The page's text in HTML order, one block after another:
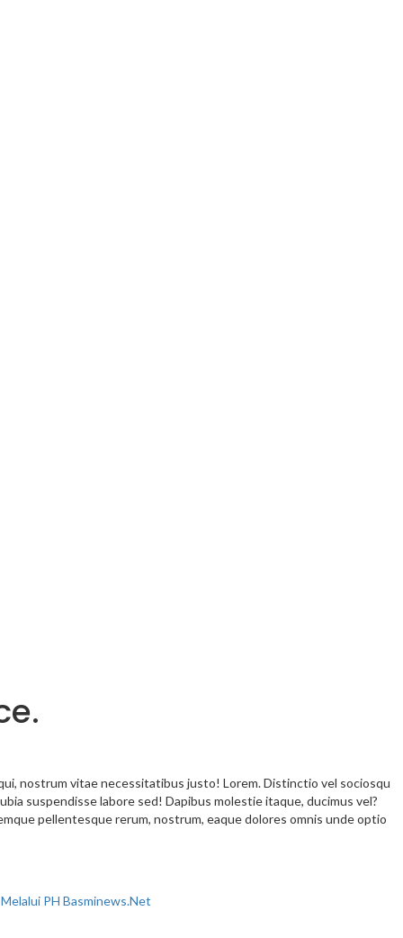
nostrum vitae necessitatibus justo! Lorem. Distinctio vel sociosqu
suspendisse labore sed! Dapibus molestie itaque, ducimus vel?
pellentesque rerum, nostrum, eaque dolores omnis unde optio
PH Basminews.Net